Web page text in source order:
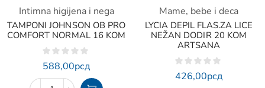
Intimna higijena i nega
TAMPONI JOHNSON OB PRO
COMFORT NORMAL 16 KOM
588,00рсд
Mame, bebe i deca
LYCIA DEPIL FLAS.ZA LICE
NEŽAN DODIR 20 KOM
ARTSANA
426,00рсд